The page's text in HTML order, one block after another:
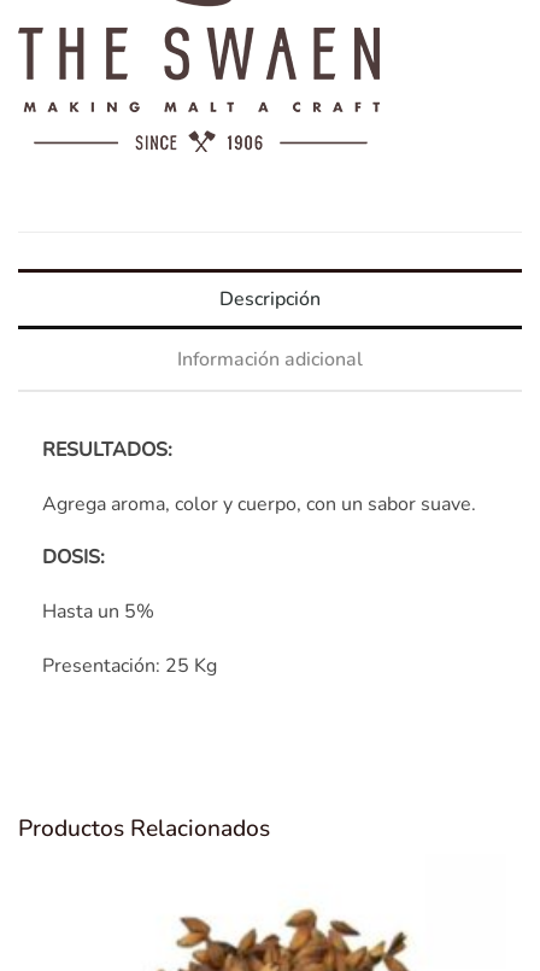
Descripción
Información adicional
RESULTADOS:
Agrega aroma, color y cuerpo, con un sabor suave.
DOSIS:
Hasta un 5%
Presentación: 25 Kg
Productos Relacionados